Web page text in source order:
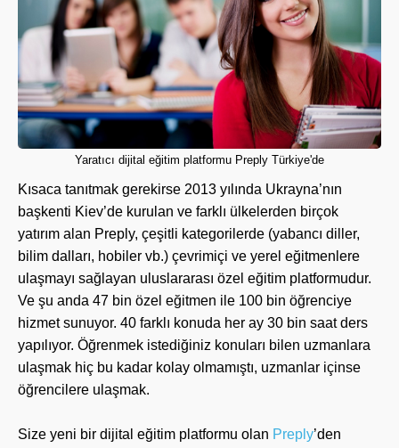
Yaratıcı dijital eğitim platformu Preply Türkiye'de
Kısaca tanıtmak gerekirse 2013 yılında Ukrayna’nın
başkenti Kiev’de kurulan ve farklı ülkelerden birçok
yatırım alan Preply, çeşitli kategorilerde (yabancı diller,
bilim dalları, hobiler vb.) çevrimiçi ve yerel eğitmenlere
ulaşmayı sağlayan uluslararası özel eğitim platformudur.
Ve şu anda 47 bin özel eğitmen ile 100 bin öğrenciye
hizmet sunuyor. 40 farklı konuda her ay 30 bin saat ders
yapılıyor. Öğrenmek istediğiniz konuları bilen uzmanlara
ulaşmak hiç bu kadar kolay olmamıştı, uzmanlar içinse
öğrencilere ulaşmak.
Size yeni bir dijital eğitim platformu olan Preply’den